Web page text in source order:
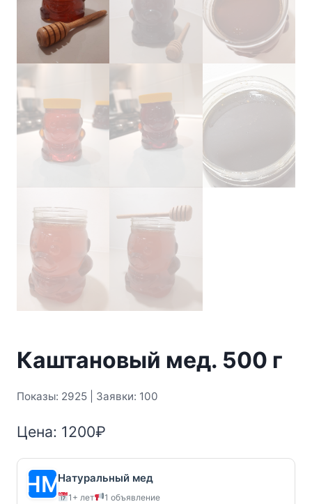
Каштановый мед. 500 г
Показы: 2925 | Заявки: 100
Цена: 1200₽
Натуральный мед
1+ лет 1 объявление